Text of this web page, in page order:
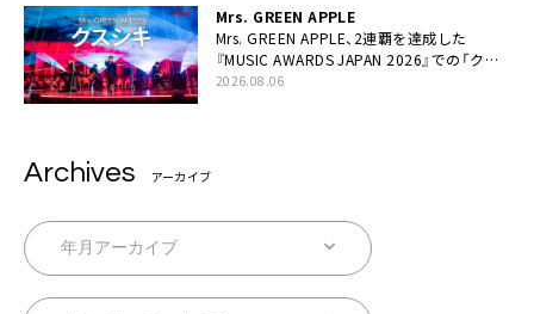
Mrs. GREEN APPLE
Mrs. GREEN APPLE、2連覇を達成した
『MUSIC AWARDS JAPAN 2026』での「クス
シキ」ライブパフォーマンスをYouTube公開
2026.08.06
Archives アーカイブ